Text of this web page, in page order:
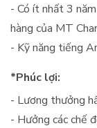
- Có ít nhất 3
hàng của MT
- Kỹ năng tiếng
*Phúc lợi:
- Lương thưởng
- Hưởng các chế